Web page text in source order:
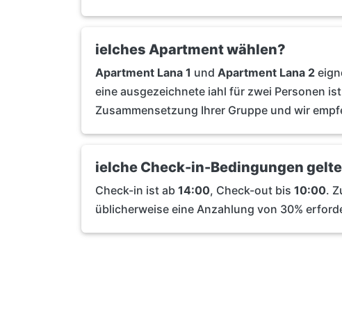
ielches Apartment wählen?
Apartment Lana 1 und Apartment Lana 2
eine ausgezeichnete iahl für zwei Personen
Zusammensetzung Ihrer Gruppe und wir
ielche Check-in-Bedingungen
Check-in ist ab 14:00, Check-out bis 10:00.
üblicherweise eine Anzahlung von 30%